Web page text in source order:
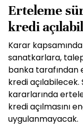
Erteleme
kredi
Karar
sanatkarlara,
banka tarafından
kredi açılabilecek.
kararlarında
kredi açılmasını
uygulanmayacak.